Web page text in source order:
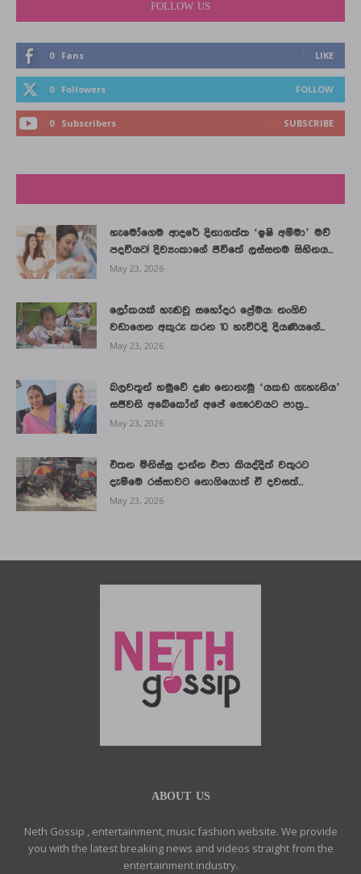
FOLLOW US
0 Fans LIKE
0 Followers FOLLOW
0 Subscribers SUBSCRIBE
හැමෝගෙම ආදරේ දිනාගත්ත ‘ඉෂි අම්මා’ මව්
පදවියට! දිව්‍යංකාගේ ජීවිතේ ලස්සනම සිහිනය...
May 23, 2026
ලෝකයක් හැඬවූ සහෝදර ප්‍රේමය: නංගිව
වඩාගෙන අකුරු කරන 10 හැවිරිදි දියණියගේ...
May 23, 2026
බලවතූන් හමුවේ දණ නොනැමූ ‘යකඩ ගැහැනිය’
සජීවනි අබේකෝන් අපේ ගෞරවයට පාත්‍ර...
May 23, 2026
එතන මිනිස්සු දාන්න එපා කියද්දිත් වතුරට
දැම්මෙ රස්සාවට නොගියොත් ඒ දවසත්...
May 23, 2026
ABOUT US
Neth Gossip , entertainment, music fashion website. We provide
you with the latest breaking news and videos straight from the
entertainment industry.